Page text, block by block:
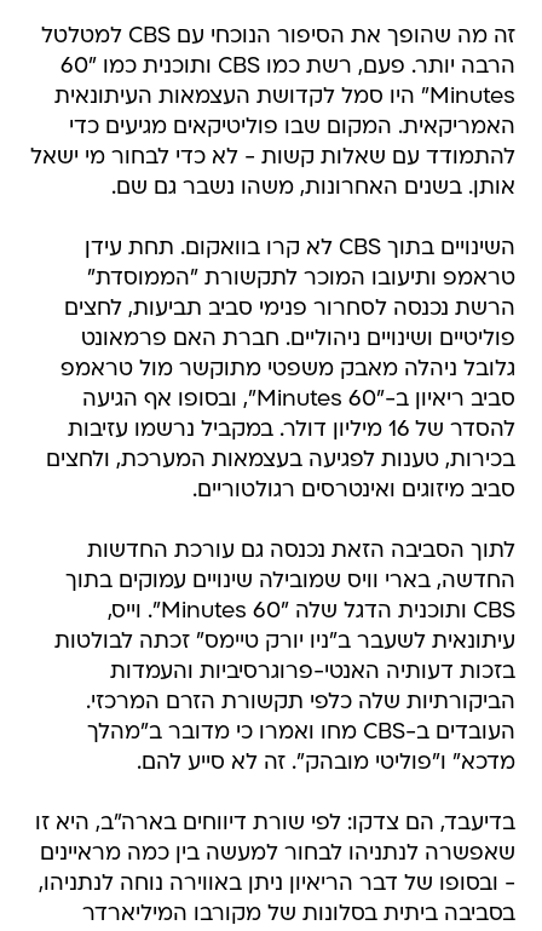
זה מה שהופך את הסיפור הנוכחי עם CBS למטלטל
הרבה יותר. פעם, רשת כמו CBS ותוכנית כמו "60
Minutes" היו סמל לקדושת העצמאות העיתונאית
האמריקאית. המקום שבו פוליטיקאים מגיעים כדי
להתמודד עם שאלות קשות - לא כדי לבחור מי ישאל
אותן. בשנים האחרונות, משהו נשבר גם שם.
השינויים בתוך CBS לא קרו בוואקום. תחת עידן
טראמפ ותיעובו המוכר לתקשורת "הממוסדת"
הרשת נכנסה לסחרור פנימי סביב תביעות, לחצים
פוליטיים ושינויים ניהוליים. חברת האם פרמאונט
גלובל ניהלה מאבק משפטי מתוקשר מול טראמפ
סביב ריאיון ב-"60 Minutes", ובסופו אף הגיעה
להסדר של 16 מיליון דולר. במקביל נרשמו עזיבות
בכירות, טענות לפגיעה בעצמאות המערכת, ולחצים
סביב מיזוגים ואינטרסים רגולטוריים.
לתוך הסביבה הזאת נכנסה גם עורכת החדשות
החדשה, בארי וויס שמובילה שינויים עמוקים בתוך
CBS ותוכנית הדגל שלה "60 Minutes". וייס,
עיתונאית לשעבר ב"ניו יורק טיימס" זכתה לבולטות
בזכות דעותיה האנטי-פרוגרסיביות והעמדות
הביקורתיות שלה כלפי תקשורת הזרם המרכזי.
העובדים ב-CBS מחו ואמרו כי מדובר ב"מהלך
מדכא" ו"פוליטי מובהק". זה לא סייע להם.
בדיעבד, הם צדקו: לפי שורת דיווחים בארה"ב, היא זו
שאפשרה לנתניהו לבחור למעשה בין כמה מראיינים
- ובסופו של דבר הריאיון ניתן באווירה נוחה לנתניהו,
בסביבה ביתית בסלונות של מקורבו המיליארדר